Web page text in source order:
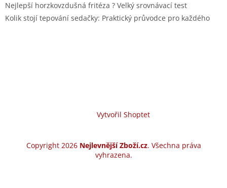
Nejlepší horzkovzdušná fritéza ? Velký srovnávací test
Kolik stojí tepování sedačky: Praktický průvodce pro každého
Vytvořil Shoptet
Copyright 2026 Nejlevnější Zboží.cz. Všechna práva
vyhrazena.